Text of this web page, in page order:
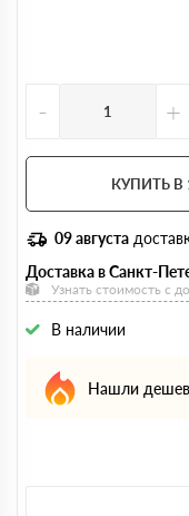
- +
КУПИТЬ В
09 августа
Доставка в Санкт-
Узнать стоимость с
В наличии
Нашли